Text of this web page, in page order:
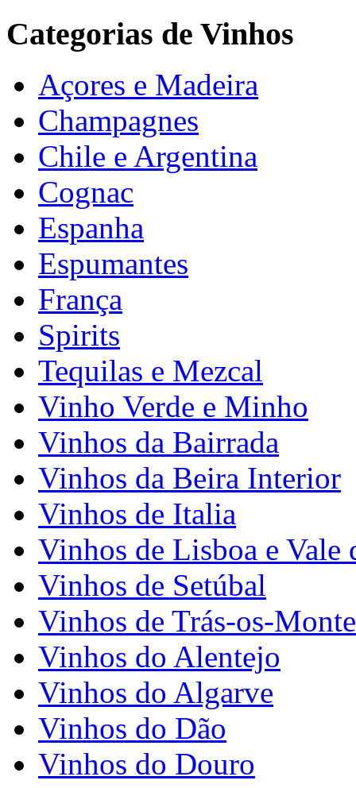
Categorias de Vinhos
Açores e Madeira
Champagnes
Chile e Argentina
Cognac
Espanha
Espumantes
França
Spirits
Tequilas e Mezcal
Vinho Verde e Minho
Vinhos da Bairrada
Vinhos da Beira Interior
Vinhos de Italia
Vinhos de Lisboa e Vale
Vinhos de Setúbal
Vinhos de Trás-os-
Vinhos do Alentejo
Vinhos do Algarve
Vinhos do Dão
Vinhos do Douro